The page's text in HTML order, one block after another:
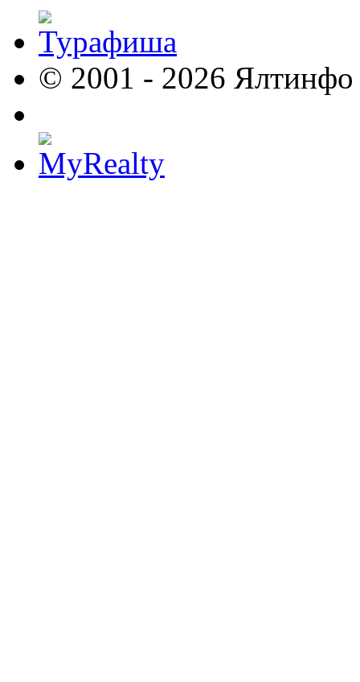
© 2001 - 2026 Ялтинфо